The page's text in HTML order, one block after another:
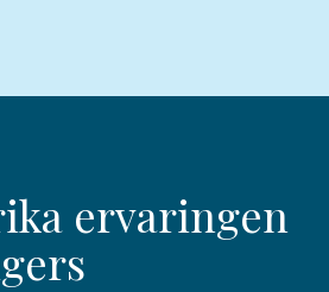
ervaringen